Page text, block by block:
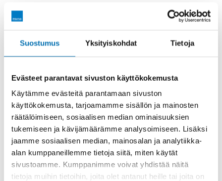
Suostumus Yksityiskohdat Tietoja
Evästeet parantavat sivuston käyttökokemusta
Käytämme evästeitä parantamaan sivuston
käyttökokemusta, tarjoamamme sisällön ja mainosten
räätälöimiseen, sosiaalisen median ominaisuuksien
tukemiseen ja kävijämäärämme analysoimiseen. Lisäksi
jaamme sosiaalisen median, mainosalan ja analytiikka-
alan kumppaneillemme tietoja siitä, miten käytät
sivustoamme. Kumppanimme voivat yhdistää näitä
tietoja muihin tietoihin, joita olet antanut heille tai joita on
PERUSTIEDOT
Katsastettu 24.10.2024
Hinta MYYTY
Korimalli Pakettiauto